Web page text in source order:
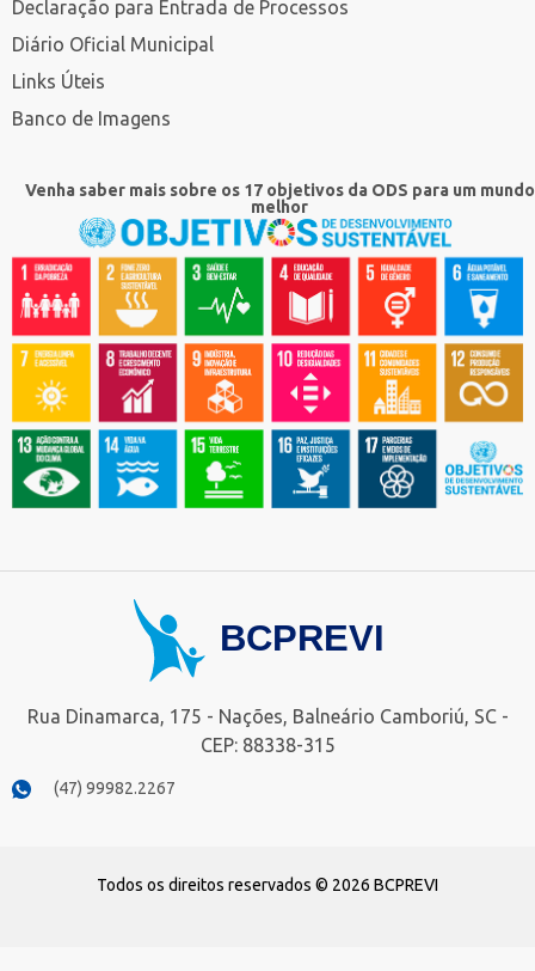
Declaração para Entrada de Processos
Diário Oficial Municipal
Links Úteis
Banco de Imagens
Venha saber mais sobre os 17 objetivos da ODS para um mundo
melhor
Rua Dinamarca, 175 - Nações, Balneário Camboriú, SC -
CEP: 88338-315
(47) 99982.2267
Todos os direitos reservados © 2026 BCPREVI